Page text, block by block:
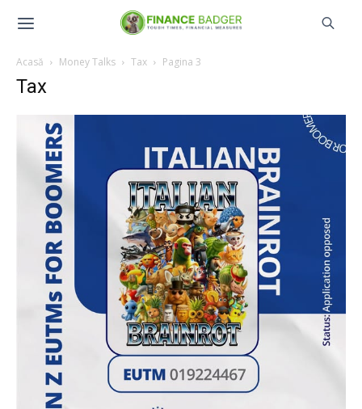
Acasă Money Talks Tax Pagina 3
Tax